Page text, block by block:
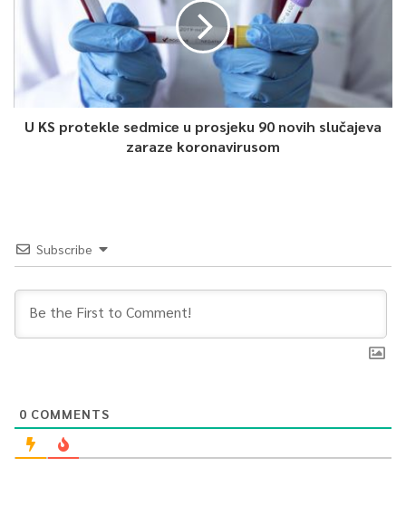
0
Article Rating
U KS protekle sedmice u prosjeku 90 novih slučajeva
zaraze koronavirusom
Subscribe
0 COMMENTS